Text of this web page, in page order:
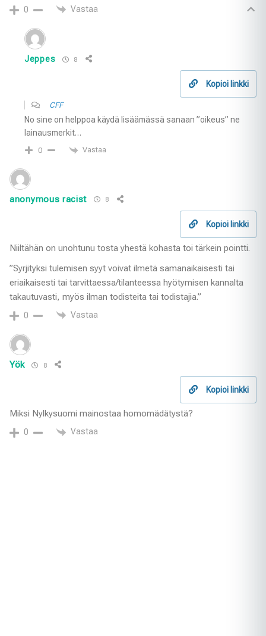
0 Vastaa
Jeppes 8
Kopioi linkki
CFF
No sine on helppoa käydä lisäämässä sanaan ”oikeus” ne
lainausmerkit…
0 Vastaa
anonymous racist 8
Kopioi linkki
Niiltähän on unohtunu tosta yhestä kohasta toi tärkein pointti.
”Syrjityksi tulemisen syyt voivat ilmetä samanaikaisesti tai
eriaikaisesti tai tarvittaessa/tilanteessa hyötymisen kannalta
takautuvasti, myös ilman todisteita tai todistajia.”
0 Vastaa
Yök 8
Kopioi linkki
Miksi Nylkysuomi mainostaa homomädätystä?
0 Vastaa